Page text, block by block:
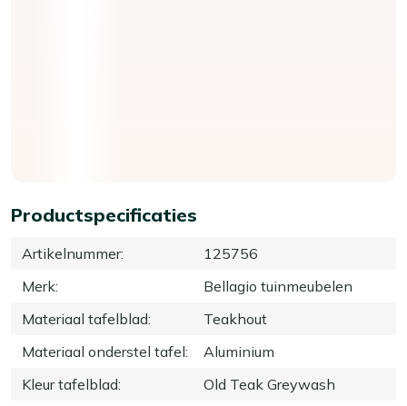
Productspecificaties
Artikelnummer:
125756
Merk:
Bellagio tuinmeubelen
Materiaal tafelblad:
Teakhout
Materiaal onderstel tafel:
Aluminium
Kleur tafelblad:
Old Teak Greywash